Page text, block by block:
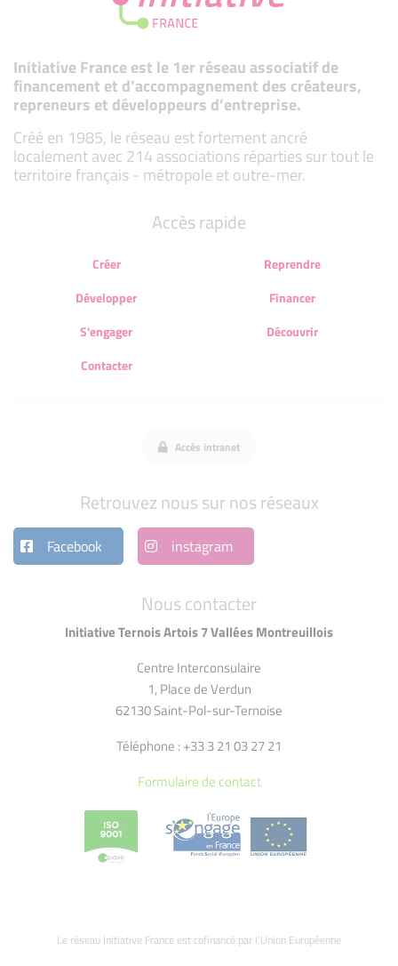
Initiative France est le 1er réseau associatif de
financement et d’accompagnement des créateurs,
repreneurs et développeurs d’entreprise.
Créé en 1985, le réseau est fortement ancré
localement avec 214 associations réparties sur tout le
territoire français - métropole et outre-mer.
Nous contacter
Initiative Ternois Artois 7 Vallées Montreuillois
Centre Interconsulaire
1, Place de Verdun
62130 Saint-Pol-sur-Ternoise
Téléphone : +33 3 21 03 27 21
Formulaire de contact
Le réseau Initiative France est cofinancé par l’Union Européenne
Accès rapide
Créer
Reprendre
Développer
Financer
S'engager
Découvrir
Contacter
Accès intranet
Retrouvez nous sur nos réseaux
Facebook instagram